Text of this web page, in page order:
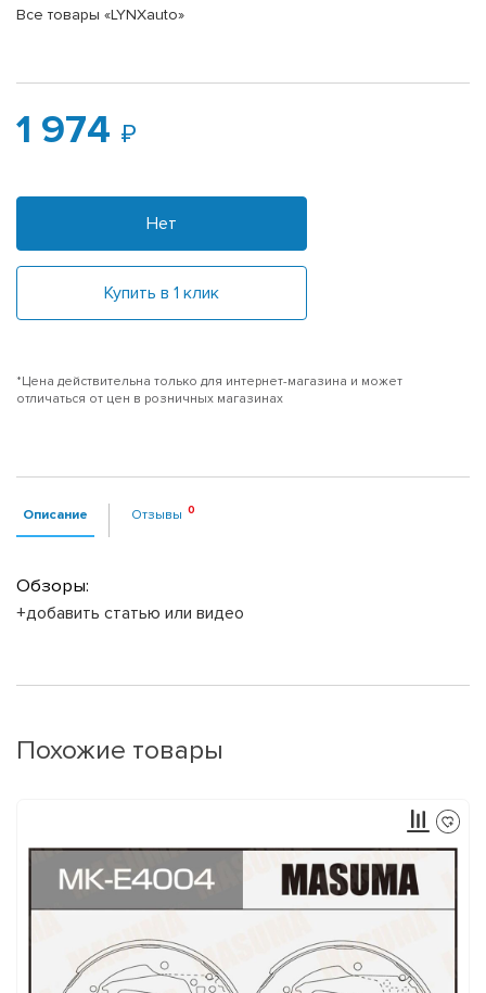
Все товары «LYNXauto»
1 974
Нет
Купить в 1 клик
*Цена действительна только для интернет-магазина и может
отличаться от цен в розничных магазинах
Описание Отзывы
Обзоры:
+добавить статью или видео
Похожие товары